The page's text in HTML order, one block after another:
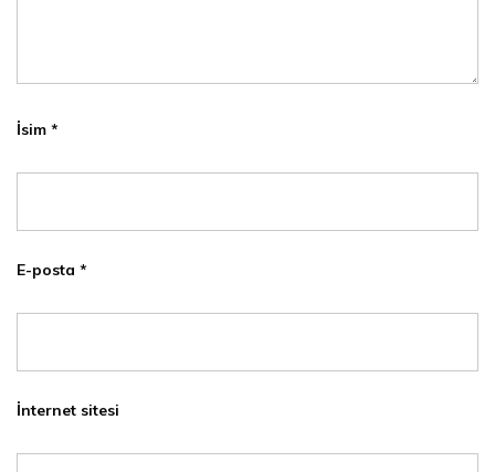
İsim *
E-posta *
İnternet sitesi